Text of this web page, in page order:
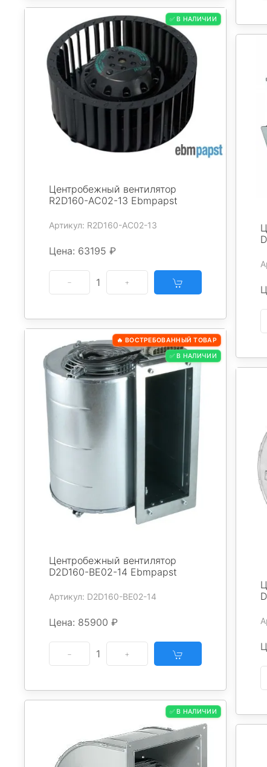
✅ В НАЛИЧИИ
Центробежный вентилятор
R2D160-AC02-13 Ebmpapst
Артикул: R2D160-AC02-13
Цена: 63195 ₽
1
🔥 ВОСТРЕБОВАННЫЙ ТОВАР
✅ В НАЛИЧИИ
Центробежный вентилятор
D2D160-BE02-14 Ebmpapst
Артикул: D2D160-BE02-14
Цена: 85900 ₽
1
✅ В НАЛИЧИИ